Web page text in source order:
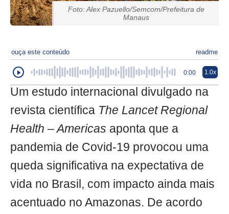
Foto: Alex Pazuello/Semcom/Prefeitura de
Manaus
ouça este conteúdo readme
0:00 1.0x
Um estudo internacional divulgado na
revista científica The Lancet Regional
Health – Americas aponta que a
pandemia de Covid-19 provocou uma
queda significativa na expectativa de
vida no Brasil, com impacto ainda mais
acentuado no Amazonas. De acordo